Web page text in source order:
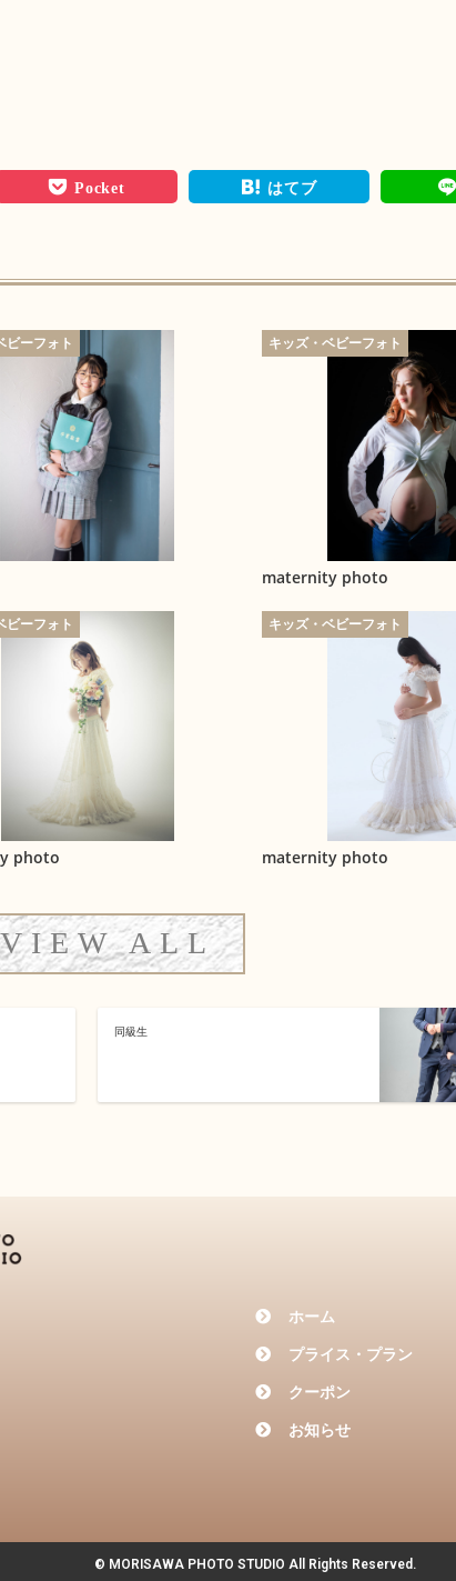
Pocket はてブ
ビーフォト キッズ・ベビーフォト
maternity photo
ビーフォト
photo
キッズ・ベビーフォト
maternity photo
VIEW ALL
同級生
ホーム
プライス・プラン
クーポン
お知らせ
©︎ MORISAWA PHOTO STUDIO All Rights Reserved.